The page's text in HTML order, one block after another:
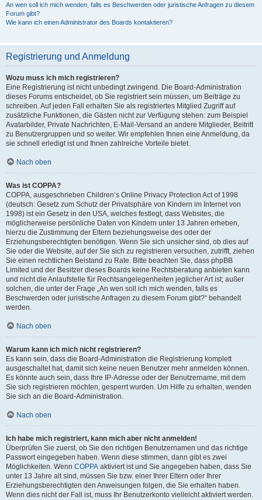
An wen soll ich mich wenden, falls es Beschwerden oder juristische Anfragen zu diesem
Forum gibt?
Wie kann ich einen Administrator des Boards kontaktieren?
Registrierung und Anmeldung
Wozu muss ich mich registrieren?
Eine Registrierung ist nicht unbedingt zwingend. Die Board-Administration
dieses Forums entscheidet, ob Sie registriert sein müssen, um Beiträge zu
schreiben. Auf jeden Fall erhalten Sie als registriertes Mitglied Zugriff auf
zusätzliche Funktionen, die Gästen nicht zur Verfügung stehen: zum Beispiel
Avatarbilder, Private Nachrichten, E-Mail-Versand an andere Mitglieder, Beitritt
zu Benutzergruppen und so weiter. Wir empfehlen Ihnen eine Anmeldung, da
sie schnell erledigt ist und Ihnen zahlreiche Vorteile bietet.
Nach oben
Was ist COPPA?
COPPA, ausgeschrieben Children’s Online Privacy Protection Act of 1998
(deutsch: Gesetz zum Schutz der Privatsphäre von Kindern im Internet von
1998) ist ein Gesetz in den USA, welches festlegt, dass Websites, die
möglicherweise persönliche Daten von Kindern unter 13 Jahren erheben,
hierzu die Zustimmung der Eltern beziehungsweise des oder der
Erziehungsberechtigten benötigen. Wenn Sie sich unsicher sind, ob dies auf
Sie oder die Website, auf der Sie sich zu registrieren versuchen, zutrifft, ziehen
Sie einen rechtlichen Beistand zu Rate. Bitte beachten Sie, dass phpBB
Limited und der Besitzer dieses Boards keine Rechtsberatung anbieten kann
und nicht die Anlaufstelle für Rechtsangelegenheiten jeglicher Art ist; außer
solchen, die unter der Frage „An wen soll ich mich wenden, falls es
Beschwerden oder juristische Anfragen zu diesem Forum gibt?“ behandelt
werden.
Nach oben
Warum kann ich mich nicht registrieren?
Es kann sein, dass die Board-Administration die Registrierung komplett
ausgeschaltet hat, damit sich keine neuen Benutzer mehr anmelden können.
Es könnte auch sein, dass Ihre IP-Adresse oder der Benutzername, mit dem
Sie sich registrieren möchten, gesperrt wurden. Um Hilfe zu erhalten, wenden
Sie sich an die Board-Administration.
Nach oben
Ich habe mich registriert, kann mich aber nicht anmelden!
Überprüfen Sie zuerst, ob Sie den richtigen Benutzernamen und das richtige
Passwort eingegeben haben. Wenn diese stimmen, dann gibt es zwei
Möglichkeiten. Wenn COPPA aktiviert ist und Sie angegeben haben, dass Sie
unter 13 Jahre alt sind, müssen Sie bzw. einer Ihrer Eltern oder Ihrer
Erziehungsberechtigten den Anweisungen folgen, die Sie erhalten haben.
Wenn dies nicht der Fall ist, muss Ihr Benutzerkonto vielleicht aktiviert werden.